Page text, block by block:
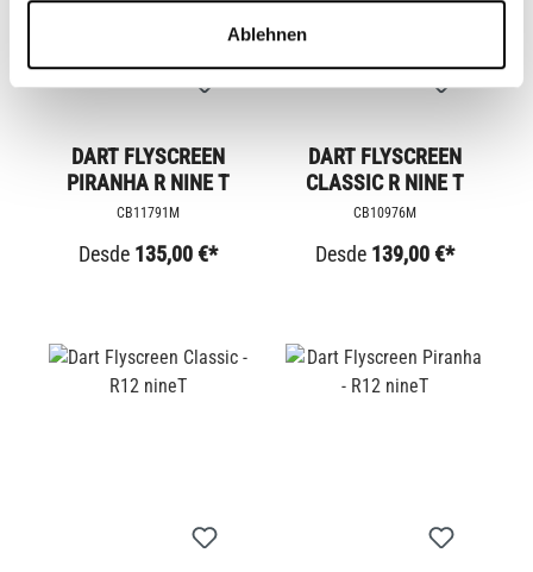
Ablehnen
DART FLYSCREEN
PIRANHA R NINE T
CB11791M
Desde 135,00 €*
DART FLYSCREEN
CLASSIC R NINE T
CB10976M
Desde 139,00 €*